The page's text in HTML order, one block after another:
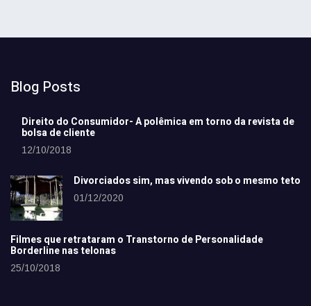
Blog Posts
Direito do Consumidor- A polêmica em torno da revista de
bolsa de cliente
12/10/2018
Divorciados sim, mas vivendo sob o mesmo teto
01/12/2020
Filmes que retrataram o Transtorno de Personalidade
Borderline nas telonas
25/10/2018